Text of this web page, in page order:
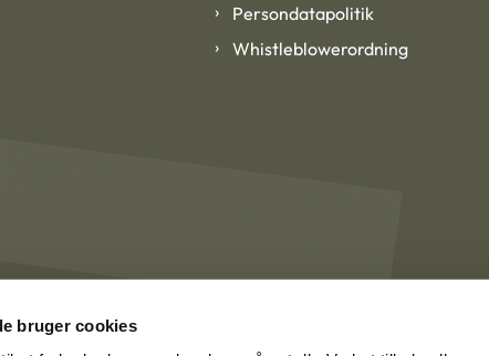
bruger cookies
Persondatapolitik
Whistleblowerordning